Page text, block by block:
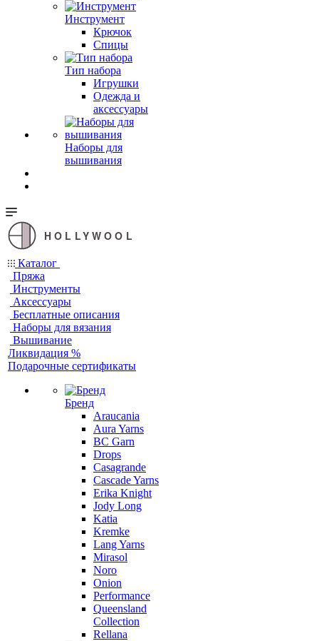
Инструмент
Крючок
Спицы
Тип набора
Игрушки
Одежда и
аксессуары
Наборы для
вышивания
HOLLYWOOL
Каталог
Пряжа
Инструменты
Аксессуары
Бесплатные описания
Наборы для вязания
Вышивание
Ликвидация %
Подарочные сертификаты
Бренд
Araucania
Aura Yarns
BC Garn
Drops
Casagrande
Cascade Yarns
Erika Knight
Jody Long
Katia
Kremke
Lang Yarns
Mirasol
Noro
Onion
Performance
Queensland
Collection
Rellana